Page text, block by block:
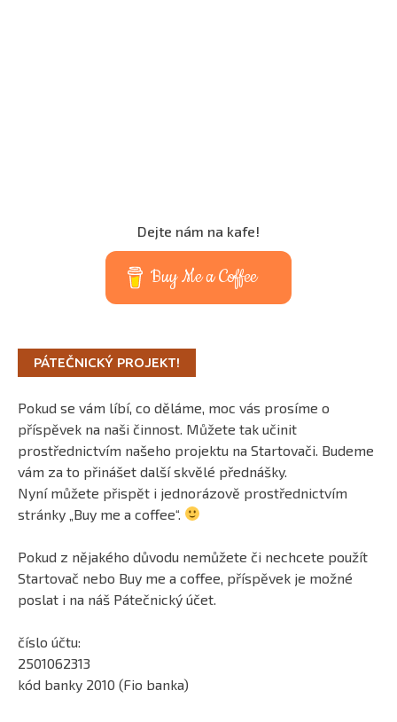
Dejte nám na kafe!
Buy Me a Coffee
PÁTEČNICKÝ PROJEKT!
Pokud se vám líbí, co děláme, moc vás prosíme o
příspěvek na naši činnost. Můžete tak učinit
prostřednictvím našeho projektu na Startovači. Budeme
vám za to přinášet další skvělé přednášky.
Nyní můžete přispět i jednorázově prostřednictvím
stránky „Buy me a coffee“.
Pokud z nějakého důvodu nemůžete či nechcete použít
Startovač nebo Buy me a coffee, příspěvek je možné
poslat i na náš Pátečnický účet.
číslo účtu:
2501062313
kód banky 2010 (Fio banka)